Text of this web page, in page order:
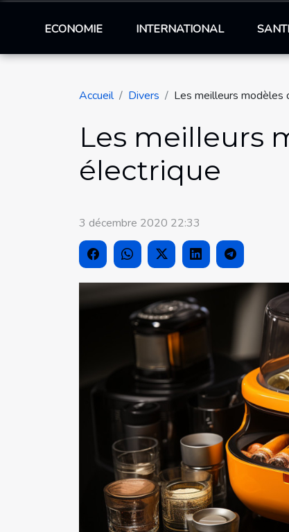
ECONOMIE INTERNATIONAL
Accueil Divers Les meilleurs modèles
Les meilleurs
électrique
3 décembre 2020 22:33